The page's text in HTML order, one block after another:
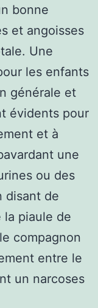
bonne
et angoisses
Une
les enfants
générale et
évidents pour
et à
une
ou des
disant de
la piaule de
compagnon
entre le
un narcoses